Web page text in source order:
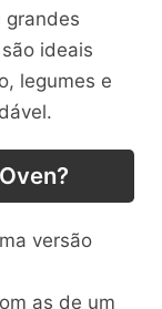
grandes
são ideais
legumes e
versão
as de um